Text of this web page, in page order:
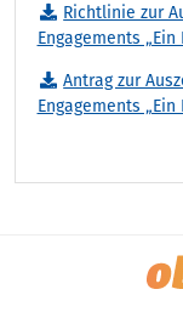
Richtlinie zur
Engagements
Antrag zur
Engagements